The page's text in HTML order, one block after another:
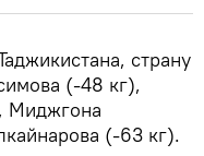
страну
(-48 кг),
Миджгона
(-63 кг).